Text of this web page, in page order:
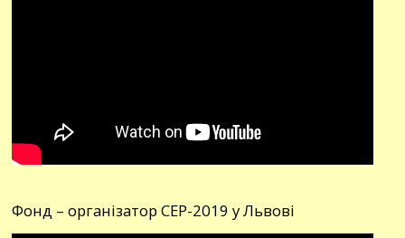
Фонд – організатор СЕР-2019 у Львові